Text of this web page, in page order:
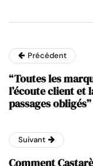
Précédent
“Toutes les
l’écoute client et
passages obligés”
Suivant
Comment